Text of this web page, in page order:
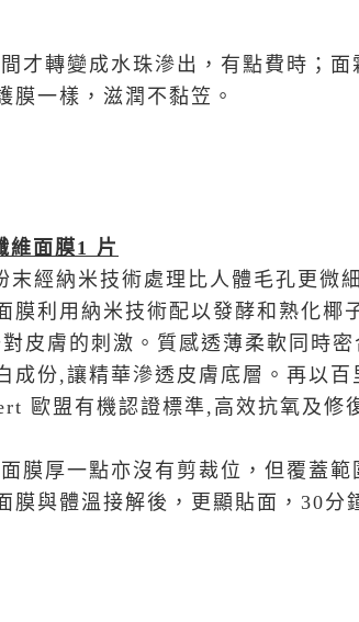
才轉變成水珠滲出，有點費時；
膜一樣，滋潤不黏笠。
維面膜1 片
末經納米技術處理比人體毛孔更微
膜利用納米技術配以發酵和熟化椰
皮膚的刺激。質感透薄柔軟同時
成份,讓精華滲透皮膚底層。再以
歐盟有機認證標準,高效抗氧及修
膜厚一點亦沒有剪裁位，但覆蓋
膜與體溫接解後，更顯貼面，30分